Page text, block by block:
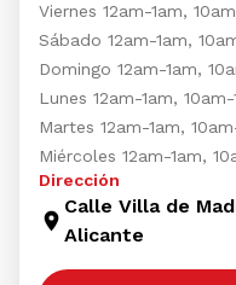
Viernes 12am-1am,
Sábado 12am-1am,
Domingo 12am-1am,
Lunes 12am-1am, 10am-
Martes 12am-1am,
Miércoles 12am-1am,
Dirección
Calle Villa de
Alicante